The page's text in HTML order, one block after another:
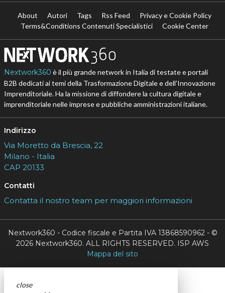
About Autori Tags Rss Feed
Privacy e Cookie Policy
Terms&Conditions Contenuti Specialistici
Cookie Center
Nextwork360 è il più grande network in Italia di testate e portali
B2B dedicati ai temi della Trasformazione Digitale e dell’Innovazione
Imprenditoriale. Ha la missione di diffondere la cultura digitale e
imprenditoriale nelle imprese e pubbliche amministrazioni italiane.
Indirizzo
Via Moretto da Brescia, 22
Milano - Italia
CAP 20133
Contatti
Contatta il nostro team per maggiori informazioni
Nextwork360 - Codice fiscale e Partita IVA 13868590962 - ©
2026 Nextwork360. ALL RIGHTS RESERVED. ISP AWS
Mappa del sito
close